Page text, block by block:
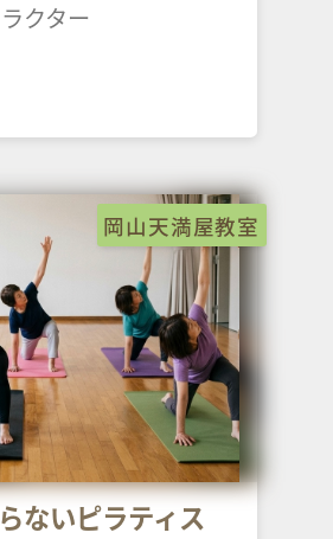
クター
岡山天満屋教室
ないピラティス